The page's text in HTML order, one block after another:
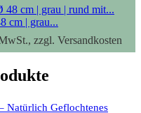
cm | grau...
zzgl. Versandkosten